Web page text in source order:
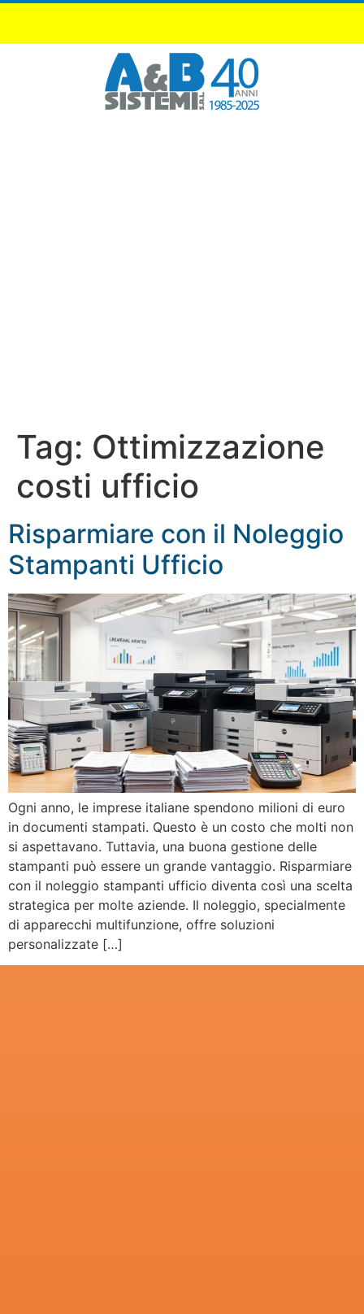
Tag: Ottimizzazione
costi ufficio
Risparmiare con il Noleggio
Stampanti Ufficio
Ogni anno, le imprese italiane spendono milioni di euro
in documenti stampati. Questo è un costo che molti non
si aspettavano. Tuttavia, una buona gestione delle
stampanti può essere un grande vantaggio. Risparmiare
con il noleggio stampanti ufficio diventa così una scelta
strategica per molte aziende. Il noleggio, specialmente
di apparecchi multifunzione, offre soluzioni
personalizzate […]